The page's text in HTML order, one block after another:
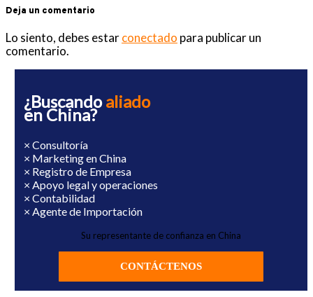
Deja un comentario
Lo siento, debes estarconectado para publicar un
comentario.
¿Buscandoaliado
en China?
× Consultoría
× Marketing en China
× Registro de Empresa
× Apoyo legal y operaciones
× Contabilidad
× Agente de Importación
Su representante de confianza en China
CONTÁCTENOS